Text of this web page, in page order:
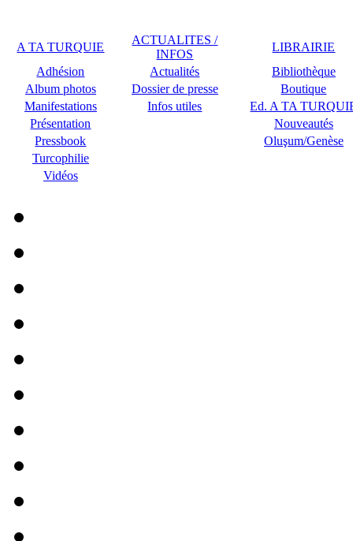
A TA TURQUIE
ACTUALITES /
INFOS
LIBRAIRIE
Adhésion
Actualités
Bibliothèque
Album photos
Dossier de presse
Boutique
Manifestations
Infos utiles
Ed. A TA
Présentation
Nouveautés
Pressbook
Oluşum/Genèse
Turcophilie
Vidéos